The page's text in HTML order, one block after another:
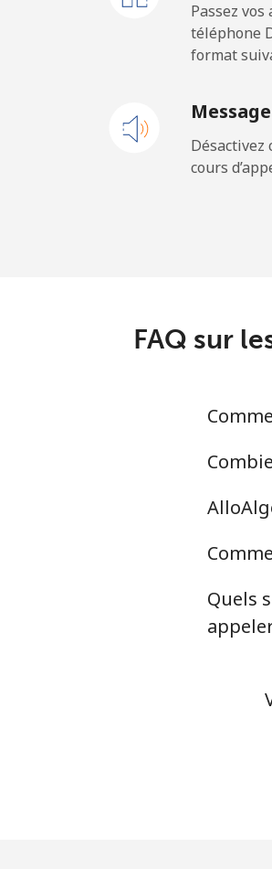
Ligne fixe
Ligne fixe
Ligne fixe
Mobile
Ligne fixe
Passez
téléphone
format
cours
FAQ sur
Quels